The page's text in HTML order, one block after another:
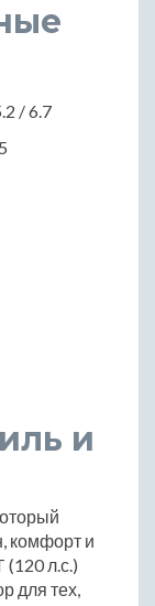
/ 6.7
и
комфорт и
л.с.)
для тех,